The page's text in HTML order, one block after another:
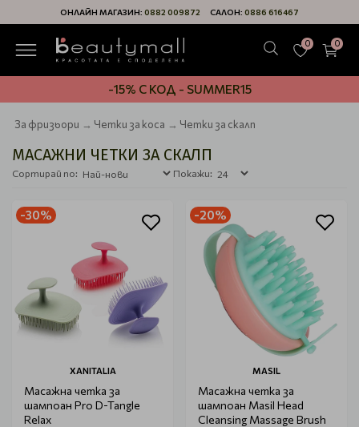
ОНЛАЙН МАГАЗИН: 0882 009872 САЛОН: 0886 616467
0 0
-15% С КОД - SUMMER15
За фризьори Четки за коса Четки за скалп
МАСАЖНИ ЧЕТКИ ЗА СКАЛП
Сортирай по: Покажи:
-30%
XANITALIA
Масажна четка за
шампоан Pro D-Tangle
Relax
-20%
MASIL
Масажна четка за
шампоан Masil Head
Cleansing Massage Brush